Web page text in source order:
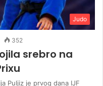
Judo
352
srebro na
Puljiz je prvog dana IJF